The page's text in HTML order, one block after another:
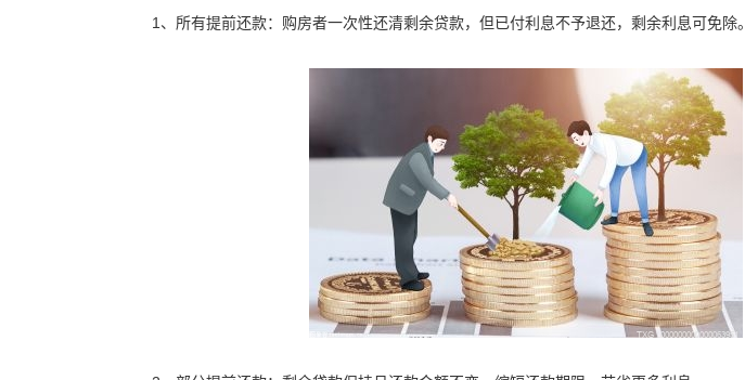
1、所有提前还款：购房者一次性还清剩余贷款，但已付利息不予退还，剩余利息可免除。